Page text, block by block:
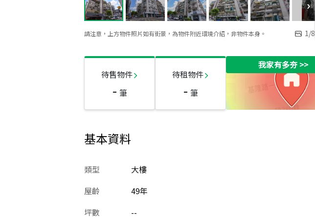
請注意，上方物件照片如有街景，為物件附近環境介紹，非物件本身。 1/8
待售物件
- 筆
待租物件
- 筆
我家有多夯>>
基本資料
類型
大樓
屋齡
49年
坪數
--